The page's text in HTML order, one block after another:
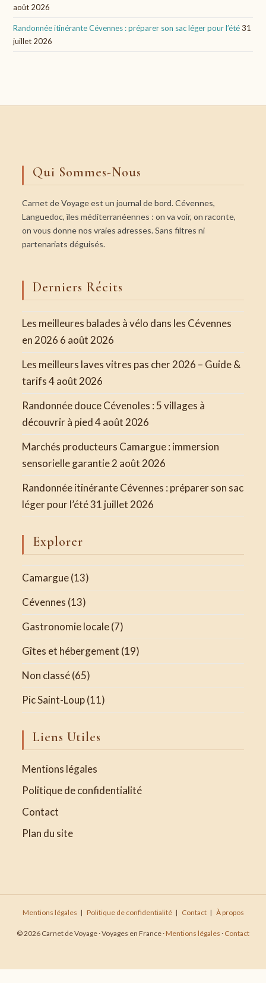
août 2026
Randonnée itinérante Cévennes : préparer son sac léger pour l’été 31
juillet 2026
Qui Sommes-Nous
Carnet de Voyage est un journal de bord. Cévennes,
Languedoc, îles méditerranéennes : on va voir, on raconte,
on vous donne nos vraies adresses. Sans filtres ni
partenariats déguisés.
Derniers Récits
Les meilleures balades à vélo dans les Cévennes
en 2026 6 août 2026
Les meilleurs laves vitres pas cher 2026 – Guide &
tarifs 4 août 2026
Randonnée douce Cévenoles : 5 villages à
découvrir à pied 4 août 2026
Marchés producteurs Camargue : immersion
sensorielle garantie2 août 2026
Randonnée itinérante Cévennes : préparer son sac
léger pour l’été31 juillet 2026
Explorer
Camargue(13)
Cévennes (13)
Gastronomie locale(7)
Gîtes et hébergement (19)
Non classé(65)
Pic Saint-Loup(11)
Liens Utiles
Mentions légales
Politique de confidentialité
Contact
Plan du site
Mentions légales Politique de confidentialité Contact À propos
© 2026 Carnet de Voyage · Voyages en France · Mentions légales · Contact